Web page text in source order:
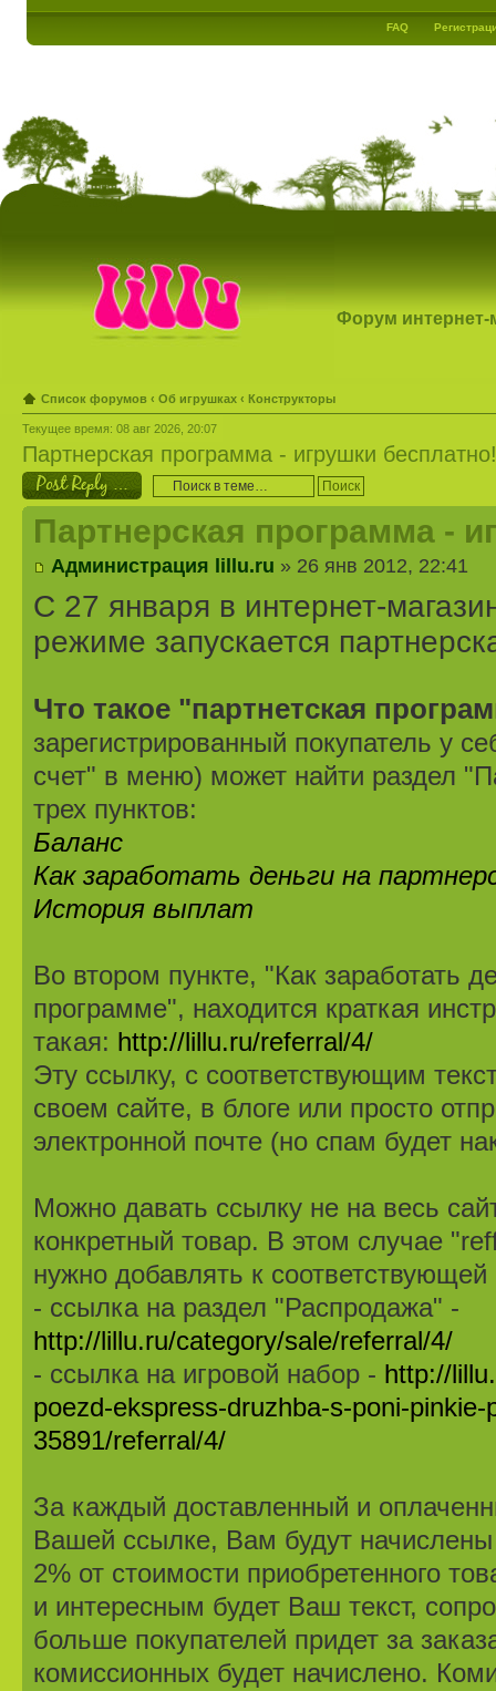
FAQ
Форум интернет-
Список форумов ‹ Об игрушках ‹ Конструкторы
Текущее время: 08 авг 2026, 20:07
Партнерская программа - игрушки бесплатно!
Ответить
Партнерская программа -
Администрация lillu.ru » 26 янв 2012, 22:41
С 27 января в интернет-
режиме запускается
Что такое "партнетская
зарегистрированный покупатель у
счет" в меню) может найти раздел
трех пунктов:
Баланс
Как заработать деньги на
История выплат
Во втором пункте, "Как заработать
программе", находится краткая
такая: http://lillu.ru/referral/4/
Эту ссылку, с соответствующим
своем сайте, в блоге или просто
электронной почте (но спам будет
Можно давать ссылку не на весь
конкретный товар. В этом случае
нужно добавлять к
- ссылка на раздел "Распродажа" -
http://lillu.ru/category/sale/referral/4/
- ссылка на игровой набор - http://
poezd-ekspress-druzhba-s-poni-
35891/referral/4/
За каждый доставленный и
Вашей ссылке, Вам будут
2% от стоимости приобретенного
и интересным будет Ваш текст,
больше покупателей придет за
комиссионных будет начислено.